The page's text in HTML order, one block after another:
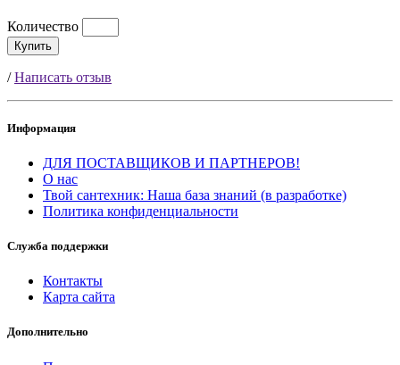
Количество
Купить
/Написать отзыв
Информация
ДЛЯ ПОСТАВЩИКОВ И ПАРТНЕРОВ!
О нас
Твой сантехник: Наша база знаний (в разработке)
Политика конфиденциальности
Служба поддержки
Контакты
Карта сайта
Дополнительно